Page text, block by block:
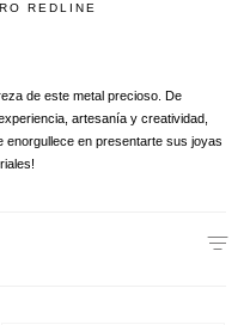
REDLINE
de este metal precioso. De
artesanía y creatividad,
enorgullece en presentarte sus joyas